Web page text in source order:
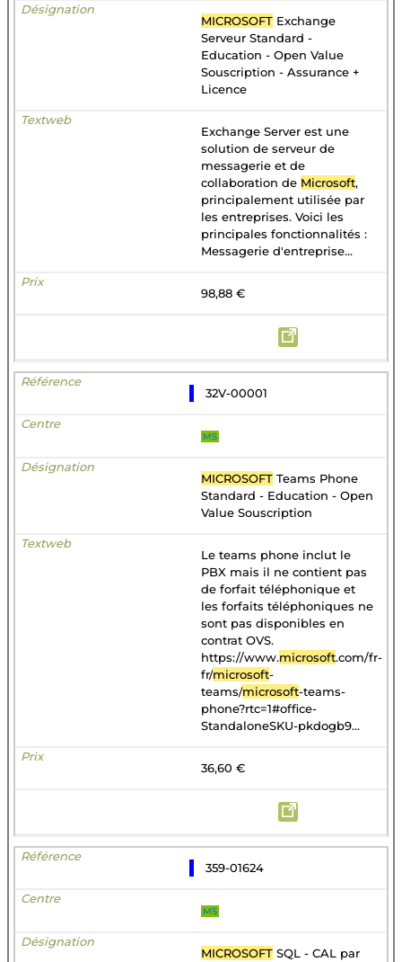
MICROSOFT Exchange
Serveur Standard -
Education - Open Value
Souscription - Assurance +
Licence
Exchange Server est une
solution de serveur de
messagerie et de
collaboration de Microsoft,
principalement utilisée par
les entreprises. Voici les
principales fonctionnalités :
Messagerie d'entreprise...
98,88 €
32V-00001
MS
MICROSOFT Teams Phone
Standard - Education - Open
Value Souscription
Le teams phone inclut le
PBX mais il ne contient pas
de forfait téléphonique et
les forfaits téléphoniques ne
sont pas disponibles en
contrat OVS.
https://www.microsoft.com/fr-
fr/microsoft-
teams/microsoft-teams-
phone?rtc=1#office-
StandaloneSKU-pkdogb9...
36,60 €
359-01624
MS
MICROSOFT SQL - CAL par